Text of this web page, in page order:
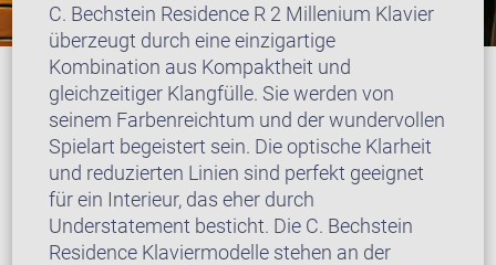
C. Bechstein Residence R 2 Millenium Klavier
überzeugt durch eine einzigartige
Kombination aus Kompaktheit und
gleichzeitiger Klangfülle. Sie werden von
seinem Farbenreichtum und der wundervollen
Spielart begeistert sein. Die optische Klarheit
und reduzierten Linien sind perfekt geeignet
für ein Interieur, das eher durch
Understatement besticht. Die C. Bechstein
Residence Klaviermodelle stehen an der